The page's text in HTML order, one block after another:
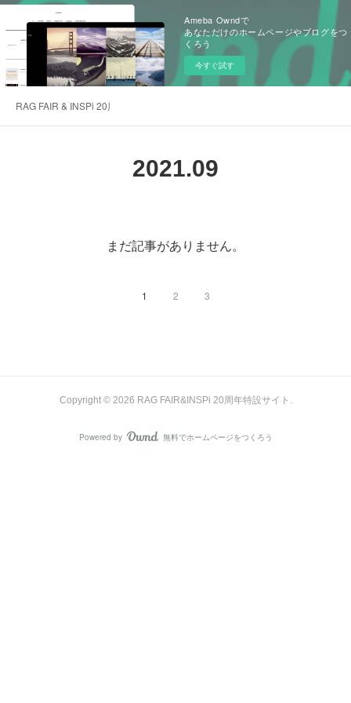
Ameba Owndで
あなただけのホームページやブログをつ
くろう
今すぐ試す
RAG FAIR & INSPi 20周年記念感謝サイト
2021.09
まだ記事がありません。
1 2 3
Copyright © 2026 RAG FAIR&INSPi 20周年特設サイト .
Powered by AmebaOwnd
無料でホームページをつくろう